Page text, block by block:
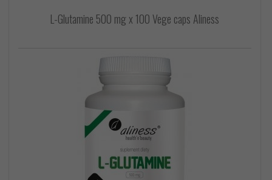
L-Glutamine 500 mg x 100 Vege caps Aliness